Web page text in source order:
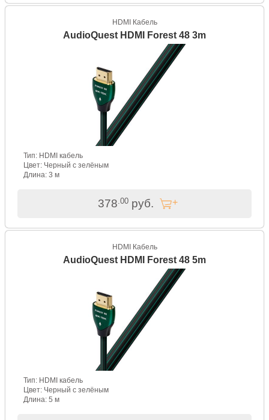
HDMI Кабель
AudioQuest HDMI Forest 48 3m
Тип: HDMI кабель
Цвет: Черный с зелёным
Длина: 3 м
378 .00руб.
HDMI Кабель
AudioQuest HDMI Forest 48 5m
Тип: HDMI кабель
Цвет: Черный с зелёным
Длина: 5 м